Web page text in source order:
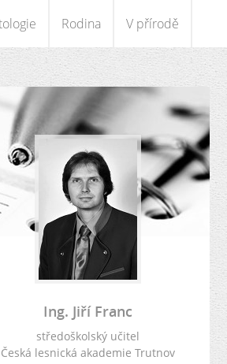
Rodina V přírodě
Ing. Jiří Franc
středoškolský učitel
Česká lesnická akademie Trutnov